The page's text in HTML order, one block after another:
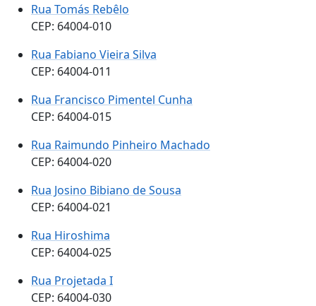
Rua Tomás Rebêlo
CEP: 64004-010
Rua Fabiano Vieira Silva
CEP: 64004-011
Rua Francisco Pimentel Cunha
CEP: 64004-015
Rua Raimundo Pinheiro Machado
CEP: 64004-020
Rua Josino Bibiano de Sousa
CEP: 64004-021
Rua Hiroshima
CEP: 64004-025
Rua Projetada I
CEP: 64004-030